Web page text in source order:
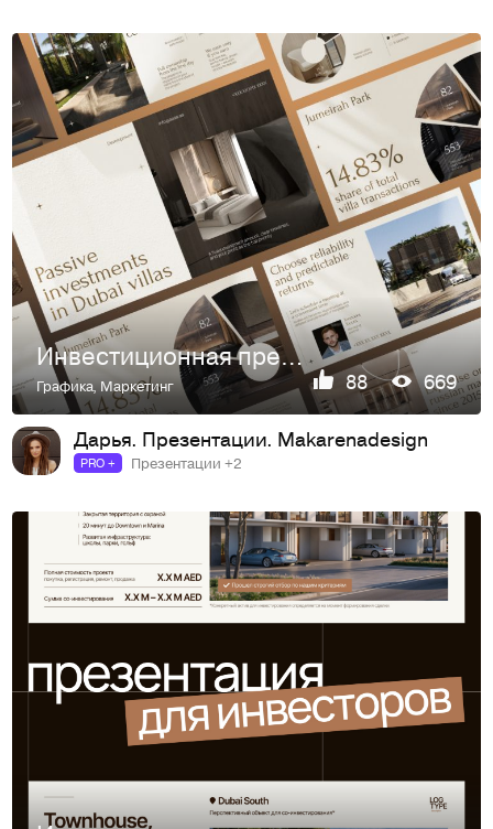
Инвестиционная презентация для застройщика
Графика,Маркетинг 88 669
Дарья. Презентации. Makarenadesign
PRO + Презентации +2